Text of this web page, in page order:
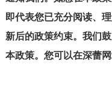
即代表您已充分阅读、
新后的政策约束。我们
本政策。您可以在深蕾网